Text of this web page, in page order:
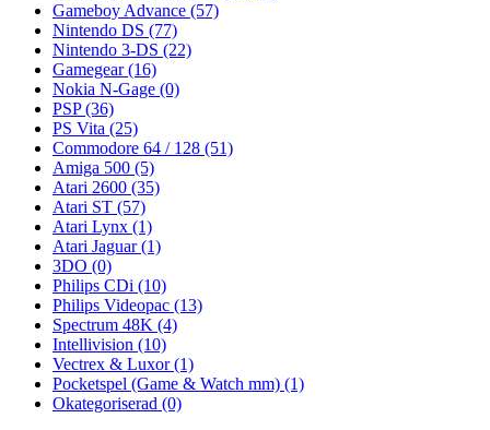
Gameboy Advance (57)
Nintendo DS (77)
Nintendo 3-DS (22)
Gamegear(16)
Nokia N-Gage (0)
PSP(36)
PS Vita (25)
Commodore 64 / 128 (51)
Amiga 500 (5)
Atari 2600 (35)
Atari ST (57)
Atari Lynx (1)
Atari Jaguar(1)
3DO (0)
Philips CDi (10)
Philips Videopac (13)
Spectrum 48K (4)
Intellivision (10)
Vectrex & Luxor(1)
Pocketspel (Game & Watch mm) (1)
Okategoriserad (0)